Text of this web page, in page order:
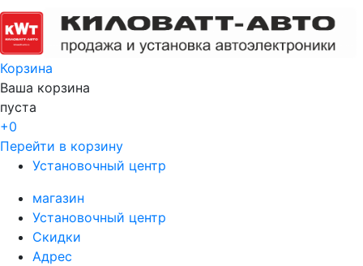
Корзина
Ваша корзина
пуста
+0
Перейти в корзину
Установочный центр
магазин
Установочный центр
Скидки
Адрес